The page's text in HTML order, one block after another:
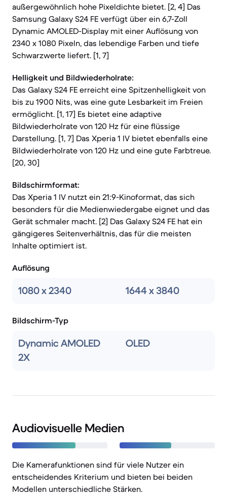
außergewöhnlich hohe Pixeldichte bietet. [2, 4] Das
Samsung Galaxy S24 FE verfügt über ein 6,7-Zoll
Dynamic AMOLED-Display mit einer Auflösung von
2340 x 1080 Pixeln, das lebendige Farben und tiefe
Schwarzwerte liefert. [1, 7]
Helligkeit und Bildwiederholrate:
Das Galaxy S24 FE erreicht eine Spitzenhelligkeit von
bis zu 1900 Nits, was eine gute Lesbarkeit im Freien
ermöglicht. [1, 17] Es bietet eine adaptive
Bildwiederholrate von 120 Hz für eine flüssige
Darstellung. [1, 7] Das Xperia 1 IV bietet ebenfalls eine
Bildwiederholrate von 120 Hz und eine gute Farbtreue.
[20, 30]
Bildschirmformat:
Das Xperia 1 IV nutzt ein 21:9-Kinoformat, das sich
besonders für die Medienwiedergabe eignet und das
Gerät schmaler macht. [2] Das Galaxy S24 FE hat ein
gängigeres Seitenverhältnis, das für die meisten
Inhalte optimiert ist.
Auflösung
1080 x 2340 1644 x 3840
Bildschirm-Typ
Dynamic AMOLED
2X
OLED
Audiovisuelle Medien
Die Kamerafunktionen sind für viele Nutzer ein
entscheidendes Kriterium und bieten bei beiden
Modellen unterschiedliche Stärken.